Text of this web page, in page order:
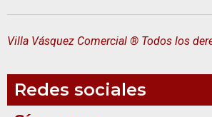
Villa Vásquez Comercial ® Todos los
Redes sociales